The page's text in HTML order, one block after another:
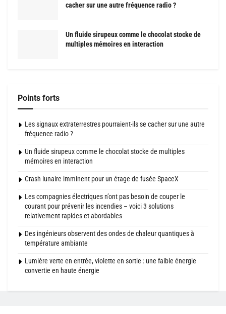
cacher sur une autre fréquence radio ?
Un fluide sirupeux comme le chocolat stocke de
multiples mémoires en interaction
Points forts
Les signaux extraterrestres pourraient-ils se cacher sur une autre
fréquence radio ?
Un fluide sirupeux comme le chocolat stocke de multiples
mémoires en interaction
Crash lunaire imminent pour un étage de fusée SpaceX
Les compagnies électriques n’ont pas besoin de couper le
courant pour prévenir les incendies – voici 3 solutions
relativement rapides et abordables
Des ingénieurs observent des ondes de chaleur quantiques à
température ambiante
Lumière verte en entrée, violette en sortie : une faible énergie
convertie en haute énergie